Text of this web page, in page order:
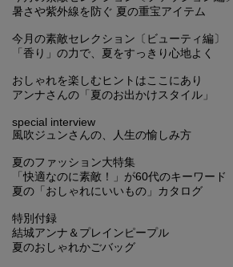
暑さや紫外線を防ぐ 夏の重宝アイテム
今月の素敵セレクション〔ビューティ編〕
「香り」の力で、夏をすっきり心地よく
おしゃれを楽しむヒントはここにあり
アンナさんの「夏のお出かけスタイル」
special interview
風吹ジュンさんの、人生の愉しみ方
夏のファッション大特集
「快適なのに素敵！」が60代のキーワード
夏の「おしゃれにいいもの」カタログ
特別付録
結城アンナ＆プレインピープル
夏のおしゃれかごバッグ